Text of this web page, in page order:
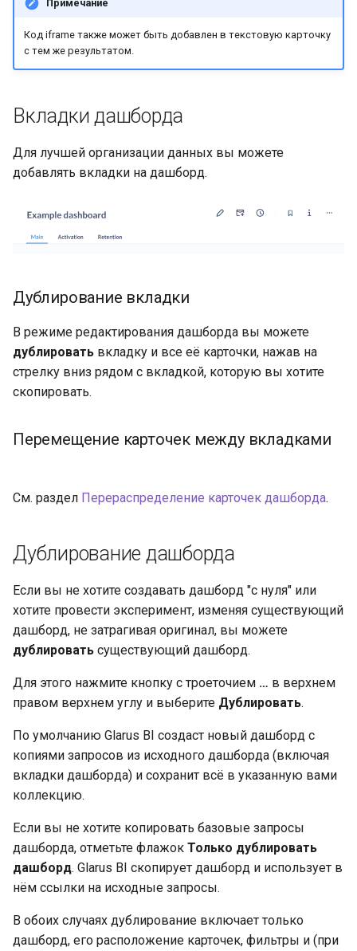
Примечание
Код iframe также может быть добавлен в текстовую карточку
с тем же результатом.
Вкладки дашборда
Для лучшей организации данных вы можете
добавлять вкладки на дашборд.
Дублирование вкладки
В режиме редактирования дашборда вы можете
дублировать вкладку и все её карточки, нажав на
стрелку вниз рядом с вкладкой, которую вы хотите
скопировать.
Перемещение карточек между вкладками
См. раздел Перераспределение карточек дашборда.
Дублирование дашборда
Если вы не хотите создавать дашборд "с нуля" или
хотите провести эксперимент, изменяя существующий
дашборд, не затрагивая оригинал, вы можете
дублировать существующий дашборд.
Для этого нажмите кнопку с троеточием … в верхнем
правом верхнем углу и выберите Дублировать.
По умолчанию Glarus BI создаст новый дашборд с
копиями запросов из исходного дашборда (включая
вкладки дашборда) и сохранит всё в указанную вами
коллекцию.
Если вы не хотите копировать базовые запросы
дашборда, отметьте флажок Только дублировать
дашборд. Glarus BI скопирует дашборд и использует в
нём ссылки на исходные запросы.
В обоих случаях дублирование включает только
дашборд, его расположение карточек, фильтры и (при